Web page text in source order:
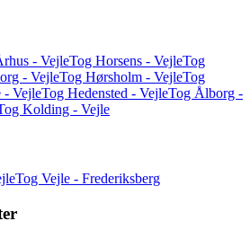
- VejleTog Horsens - VejleTog
- VejleTog Hørsholm - VejleTog
- VejleTog Hedensted - VejleTog Ålborg -
Kolding - Vejle
Tog Vejle - Frederiksberg